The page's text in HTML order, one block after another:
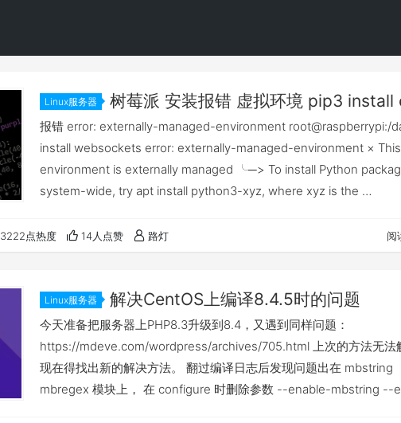
Linux服务器 树莓派 安装报错 虚拟环境 pip3 install
externally-managed-environment
报错 error: externally-managed-environment root@raspberrypi:/
install websockets error: externally-managed-environment × This
environment is externally managed ╰─> To install Python
system-wide, try apt install python3-xyz, where xyz is the …
3222点热度 14人点赞 路灯 阅
Linux服务器 解决CentOS上编译8.4.5时的问题
今天准备把服务器上PHP8.3升级到8.4，又遇到同样问题：
https://mdeve.com/wordpress/archives/705.html 上次的方法无法
现在得找出新的解决方法。 翻过编译日志后发现问题出在 mbstring
mbregex 模块上， 在 configure 时删除参数 --enable-mbstring --